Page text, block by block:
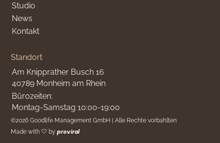
Studio
News
Kontakt
Standort
Am Knipprather Busch 16
40789 Monheim am Rhein
Bürozeiten:
Montag-Samstag 10:00-19:00
©2026 Goodlife Management GmbH | Alle Rechte vorbahlten
Made with 🤍 byproviral